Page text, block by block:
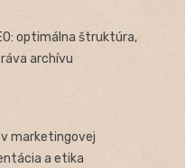
optimálna štruktúra,
archívu
marketingovej
a etika